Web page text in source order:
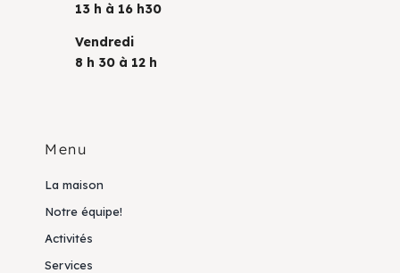
13 h à 16 h30
Vendredi
8 h 30 à 12 h
Menu
La maison
Notre équipe!
Activités
Services